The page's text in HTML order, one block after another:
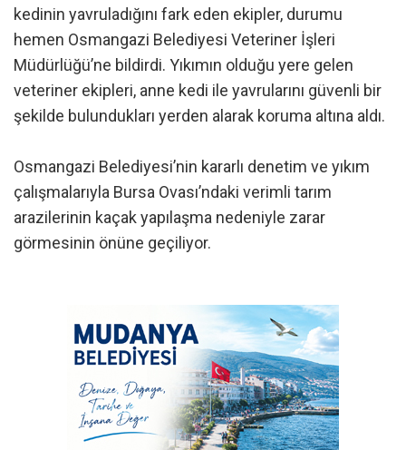
kedinin yavruladığını fark eden ekipler, durumu
hemen Osmangazi Belediyesi Veteriner İşleri
Müdürlüğü’ne bildirdi. Yıkımın olduğu yere gelen
veteriner ekipleri, anne kedi ile yavrularını güvenli bir
şekilde bulundukları yerden alarak koruma altına aldı.
Osmangazi Belediyesi’nin kararlı denetim ve yıkım
çalışmalarıyla Bursa Ovası’ndaki verimli tarım
arazilerinin kaçak yapılaşma nedeniyle zarar
görmesinin önüne geçiliyor.